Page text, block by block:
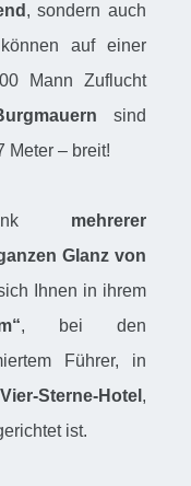
, sondern auch
können auf einer
Mann Zuflucht
sind
Meter – breit!
mehrerer
Glanz von
Ihnen in ihrem
, bei den
Führer, in
Vier-Sterne-Hotel ,
ist.